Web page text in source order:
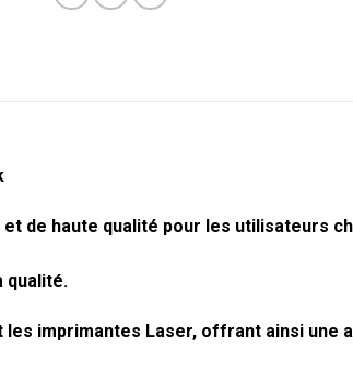
de haute qualité pour les utilisateurs
qualité.
imprimantes Laser, offrant ainsi une